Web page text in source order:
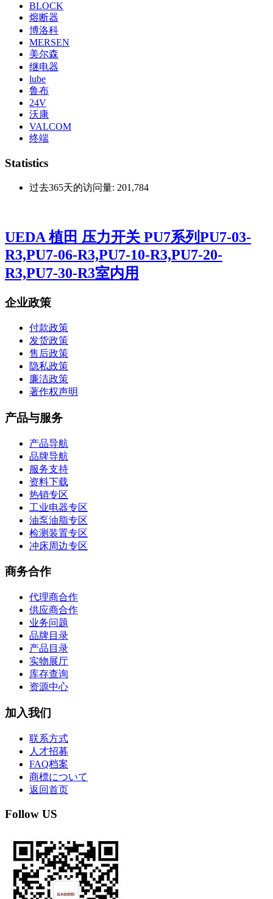
BLOCK
熔断器
博洛科
MERSEN
美尔森
继电器
lube
鲁布
24V
沃康
VALCOM
终端
Statistics
过去365天的访问量: 201,784
UEDA 植田 压力开关 PU7系列PU7-03-
R3,PU7-06-R3,PU7-10-R3,PU7-20-
R3,PU7-30-R3室内用
企业政策
付款政策
发货政策
售后政策
隐私政策
廉洁政策
著作权声明
产品与服务
产品导航
品牌导航
服务支持
资料下载
热销专区
工业电器专区
油泵油脂专区
检测装置专区
冲床周边专区
商务合作
代理商合作
供应商合作
业务问题
品牌目录
产品目录
实物展厅
库存查询
资源中心
加入我们
联系方式
人才招募
FAQ档案
商標について
返回首页
Follow US